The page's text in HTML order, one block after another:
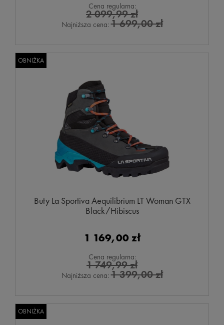
Cena regularna:
2 099,99 zł
Najniższa cena:1 699,00 zł
Buty La Sportiva Aequilibrium LT Woman GTX
Black/Hibiscus
1 169,00 zł
Cena regularna:
1 749,99 zł
Najniższa cena:1 399,00 zł
OBNIŻKA
OBNIŻKA